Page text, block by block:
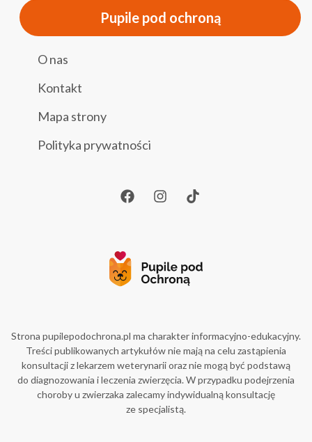
Pupile pod ochroną
O nas
Kontakt
Mapa strony
Polityka prywatności
Strona pupilepodochrona.pl ma charakter informacyjno-edukacyjny.
Treści publikowanych artykułów nie mają na celu zastąpienia
konsultacji z lekarzem weterynarii oraz nie mogą być podstawą
do diagnozowania i leczenia zwierzęcia. W przypadku podejrzenia
choroby u zwierzaka zalecamy indywidualną konsultację
ze specjalistą.